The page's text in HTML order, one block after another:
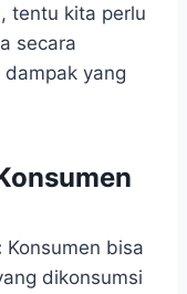
tentu kita perlu
secara
yang
Konsumen bisa
dikonsumsi